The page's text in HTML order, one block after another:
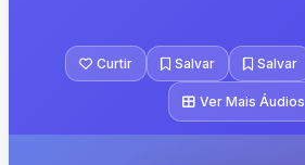
Curtir Salvar Salvar
Ver Mais Áudios